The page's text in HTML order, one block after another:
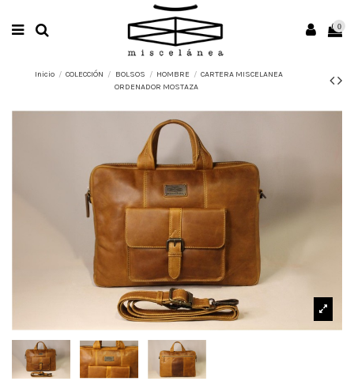
0
Inicio COLECCIÓN BOLSOS HOMBRE
CARTERA MISCELANEA
ORDENADOR MOSTAZA